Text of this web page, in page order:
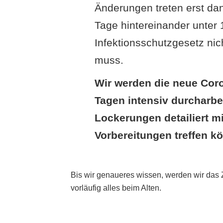
Änderungen treten erst
Tage hintereinander unter
Infektionsschutzgesetz
muss.
Wir werden die neue
Tagen intensiv
Lockerungen detailiert
Vorbereitungen treffen
Bis wir genaueres wissen, werden wir
vorläufig alles beim Alten.